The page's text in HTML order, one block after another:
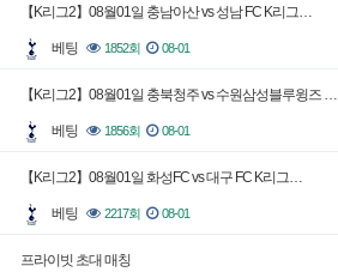
【K리그2】08월01일 충남아산 vs 성남 FC K리그…
베팅 1852회 08-01
【K리그2】08월01일 충북청주 vs 수원삼성블루윙즈 …
베팅 1856회 08-01
【K리그2】08월01일 화성FC vs 대구 FC K리그…
베팅 2217회 08-01
프라이빗 초대 매칭